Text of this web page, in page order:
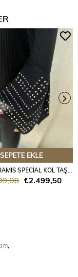
SEPETE EKLE
₺2.499,50